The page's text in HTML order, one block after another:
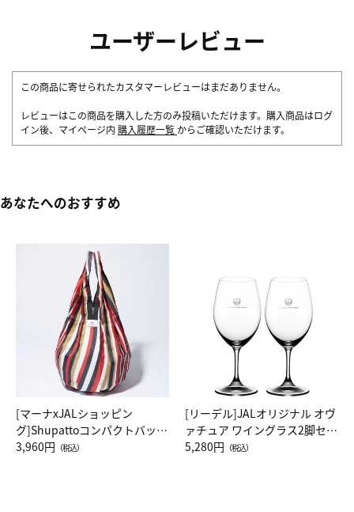
ユーザーレビュー
この商品に寄せられたカスタマーレビューはまだありません。
レビューはこの商品を購入した方のみ投稿いただけます。購入商品はログ
イン後、マイページ内 購入履歴一覧 からご確認いただけます。
あなたへのおすすめ
[マーナxJALショッピン
グ]Shupattoコンパクトバッグ
Drop JAL客室乗務員（LC）ス
3,960円 （税込）
[リーデル]JALオリジナル オヴ
ァチュア ワイングラス2脚セッ
ト（レッドワイン）
5,280円 （税込）